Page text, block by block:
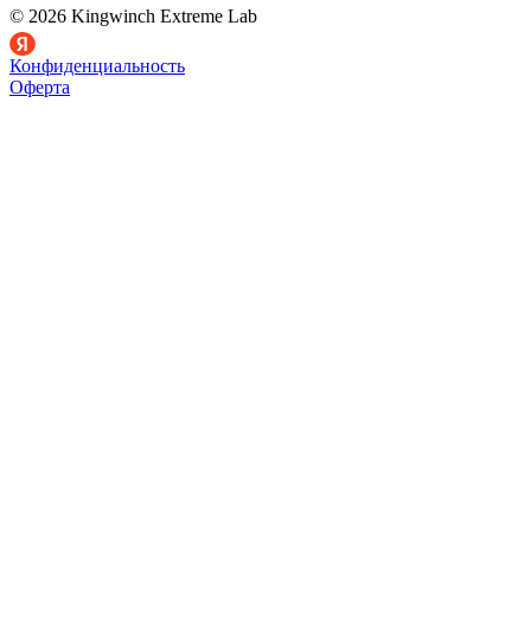
© 2026 Kingwinch Extreme Lab
Конфиденциальность
Оферта